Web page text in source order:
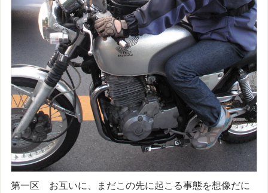
第一区 お互いに、まだこの先に起こる事態を想像だに